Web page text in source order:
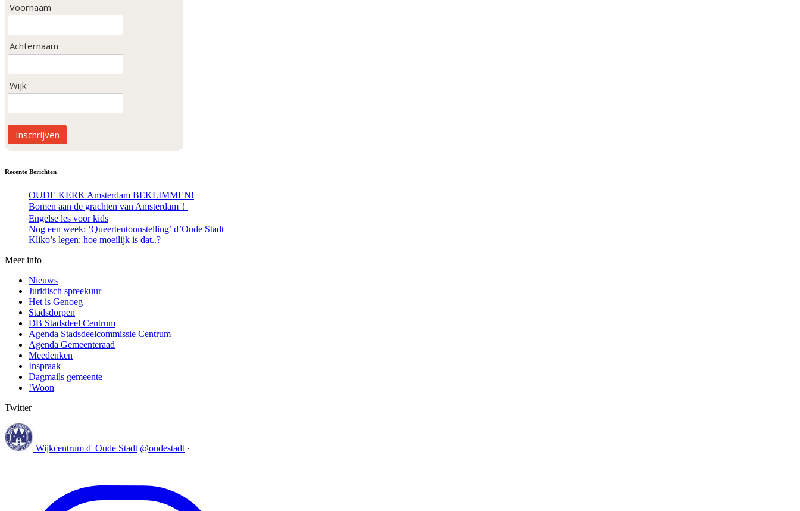
Voornaam
Achternaam
Wijk
Inschrijven
Recente Berichten
OUDE KERK Amsterdam BEKLIMMEN!
Bomen aan de grachten van Amsterdam！
Engelse les voor kids
Nog een week: ‘Queertentoonstelling’ d’Oude Stadt
Kliko’s legen: hoe moeilijk is dat..?
Meer info
Nieuws
Juridisch spreekuur
Het is Genoeg
Stadsdorpen
DB Stadsdeel Centrum
Agenda Stadsdeelcommissie Centrum
Agenda Gemeenteraad
Meedenken
Inspraak
Dagmails gemeente
!Woon
Twitter
Wijkcentrum d' Oude Stadt @oudestadt ·